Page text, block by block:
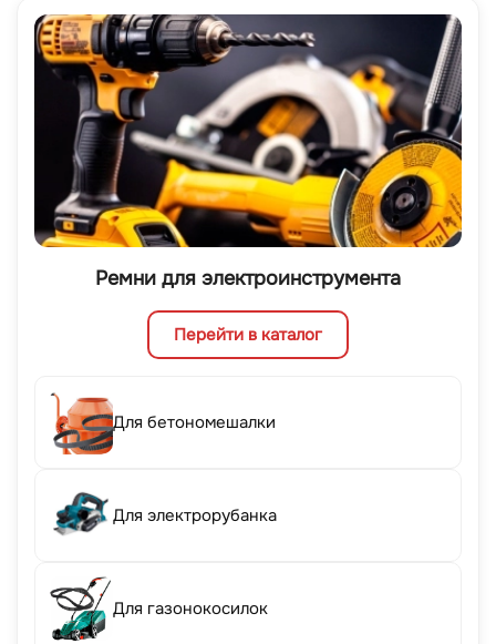
Ремни для электроинструмента
Перейти в каталог
Для бетономешалки
Для электрорубанка
Для газонокосилок